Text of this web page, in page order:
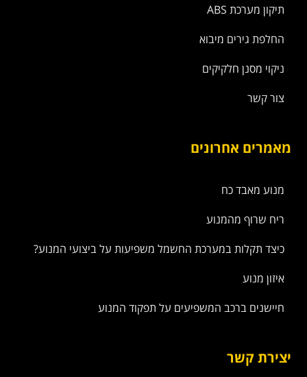
תיקון מערכת ABS
החלפת גירים מיבוא
ניקוי מסנן חלקיקים
צור קשר
מאמרים אחרונים
מנוע מאבד כח
ריח שרוף מהמנוע
כיצד תקלות במערכת החשמל משפיעות על ביצועי המנוע?
איזון מנוע
חיישנים ברכב המשפיעים על תפקוד המנוע
יצירת קשר